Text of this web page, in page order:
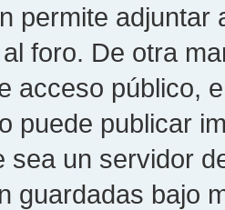
permite
foro. De otra
acceso público,
puede publicar
sea un servidor
guardadas bajo